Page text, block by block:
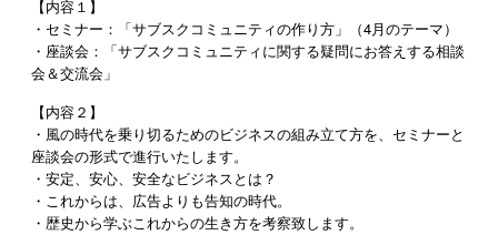
【内容１】
・セミナー：「サブスク コミュニティの作り方」（4月のテーマ）
・座談会：「サブスク コミュニティに関する疑問にお答えする相談
会＆交流会」
【内容２】
・風の時代を乗り切るためのビジネスの組み立て方を、セミナーと
座談会の形式で進行いたします。
・安定、安心、安全なビジネスとは？
・これからは、広告よりも告知の時代。
・歴史から学ぶこれからの生き方を考察致します。